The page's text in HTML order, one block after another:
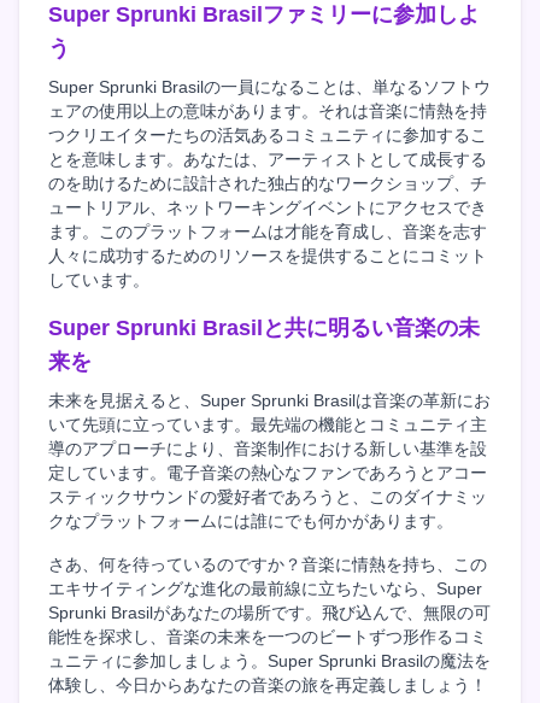
Super Sprunki Brasilファミリーに参加しよ
う
Super Sprunki Brasilの一員になることは、単なるソフトウ
ェアの使用以上の意味があります。それは音楽に情熱を持
つクリエイターたちの活気あるコミュニティに参加するこ
とを意味します。あなたは、アーティストとして成長する
のを助けるために設計された独占的なワークショップ、チ
ュートリアル、ネットワーキングイベントにアクセスでき
ます。このプラットフォームは才能を育成し、音楽を志す
人々に成功するためのリソースを提供することにコミット
しています。
Super Sprunki Brasilと共に明るい音楽の未
来を
未来を見据えると、Super Sprunki Brasilは音楽の革新にお
いて先頭に立っています。最先端の機能とコミュニティ主
導のアプローチにより、音楽制作における新しい基準を設
定しています。電子音楽の熱心なファンであろうとアコー
スティックサウンドの愛好者であろうと、このダイナミッ
クなプラットフォームには誰にでも何かがあります。
さあ、何を待っているのですか？音楽に情熱を持ち、この
エキサイティングな進化の最前線に立ちたいなら、Super
Sprunki Brasilがあなたの場所です。飛び込んで、無限の可
能性を探求し、音楽の未来を一つのビートずつ形作るコミ
ュニティに参加しましょう。Super Sprunki Brasilの魔法を
体験し、今日からあなたの音楽の旅を再定義しましょう！